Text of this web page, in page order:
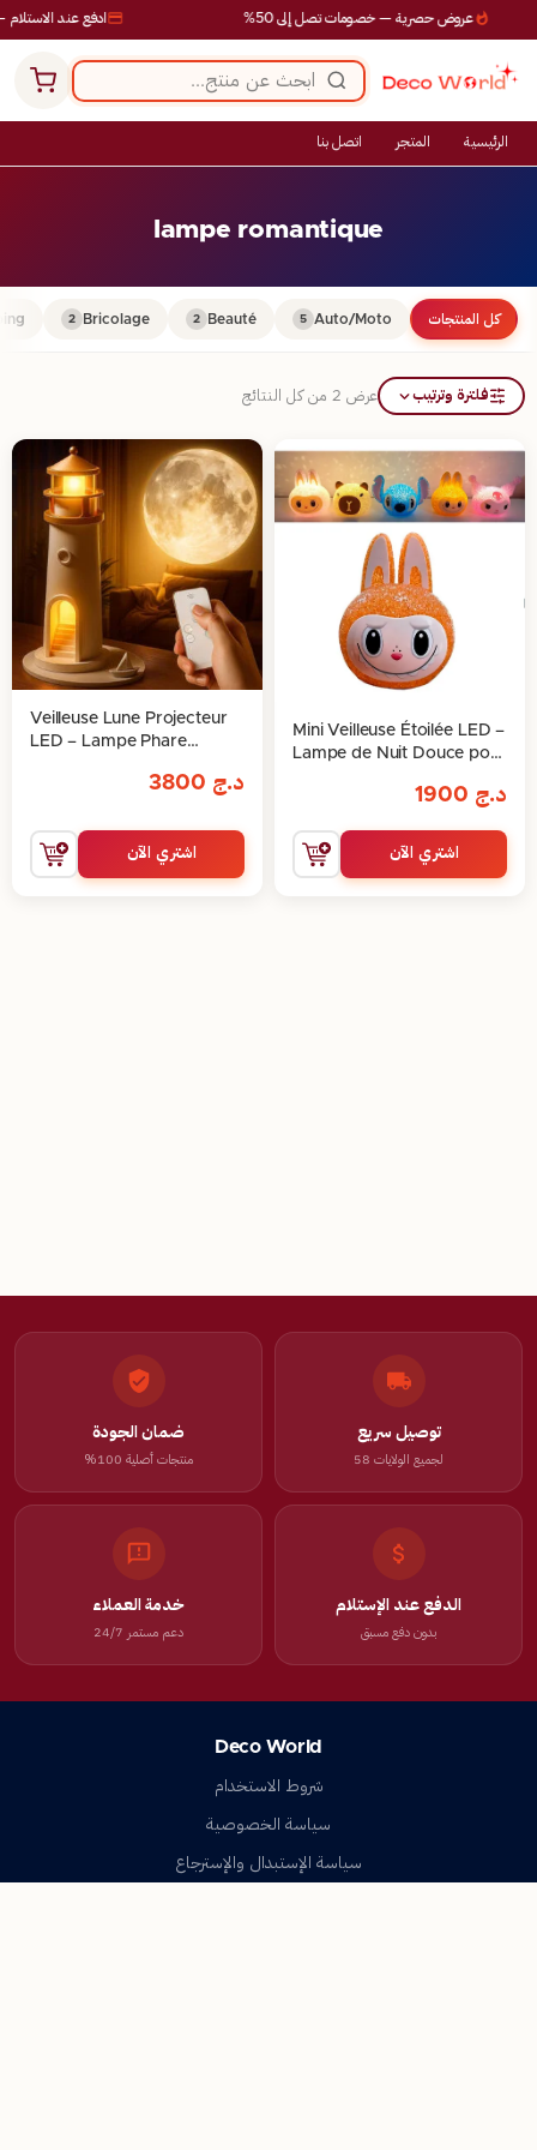
ادفع عند الاستلام عروض حصرية — خصومات تصل إلى 50%
الرئيسية المتجر اتصل بنا
lampe romantique
كل المنتجات Auto/Moto
5
Beauté
2
Bricolage
2
فلترة وترتيب عرض ⁦2⁩ من كل النتائج
Mini Veilleuse Étoilée LED –
Lampe de Nuit Douce pour
Décoration Magique
د.ج
اشتري الآن
Veilleuse Lune Projecteur
LED – Lampe Phare
Télécommande
د.ج
اشتري الآن
توصيل سريع
لجميع الولايات 58
ضمان الجودة
منتجات أصلية 100%
الدفع عند الإستلام
بدون دفع مسبق
خدمة العملاء
دعم مستمر 24/7
Deco World
شروط الاستخدام
سياسة الخصوصية
سياسة الإستبدال والإسترجاع